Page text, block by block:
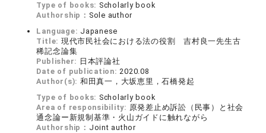
Type of books: Scholarly book
Authorship： Sole author
Language: Japanese
Title: 現代市民社会における法の役割 吉村良一先生古
稀記念論集
Publisher: 日本評論社
Date of publication:2020.08
Author(s): 和田真一，大坂恵里，石橋発起
Type of books: Scholarly book
Area of responsibility: 原発差止め訴訟（民事）と社会
通念論ー新規制基準・火山ガイドに触れながら
Authorship： Joint author